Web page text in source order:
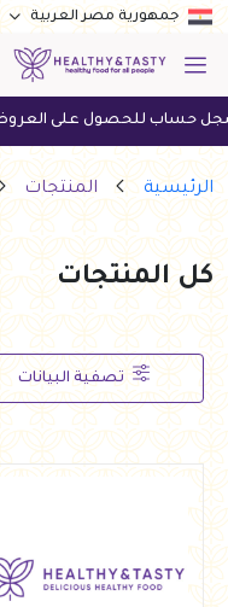
جمهورية مصر العربية
على العروض الحصرية
الرئيسية المنتجات
كل المنتجات
تصفية البيانات